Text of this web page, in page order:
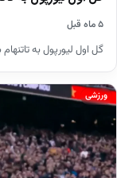
۵ ماه قبل
گل اول لیورپول به
ورزشی